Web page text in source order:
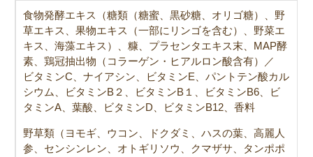
食物発酵エキス（糖類（糖蜜、黒砂糖、オリゴ糖）、野
草エキス、果物エキス（一部にリンゴを含む）、野菜エ
キス、海藻エキス）、糠、プラセンタエキス末、MAP酵
素、鶏冠抽出物（コラーゲン・ヒアルロン酸含有）／
ビタミンC、ナイアシン、ビタミンE、パントテン酸カル
シウム、ビタミンB２、ビタミンB１、ビタミンB6、ビ
タミンA、葉酸、ビタミンD、ビタミンB12、香料
野草類（ヨモギ、ウコン、ドクダミ、ハスの葉、高麗人
参、センシンレン、オトギリソウ、クマザサ、タンポポ